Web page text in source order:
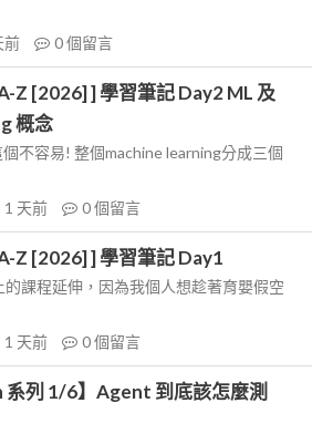
前 0個留言
Z [2026] ] 學習筆記 Day2 ML 及
概念
不容易! 整個machine learning分成三個
1 天前 0個留言
Z [2026] ] 學習筆記 Day1
課程延伸，因為我個人想趁著育嬰假空
1 天前 0個留言
系列 1/6】Agent 到底該怎麼測